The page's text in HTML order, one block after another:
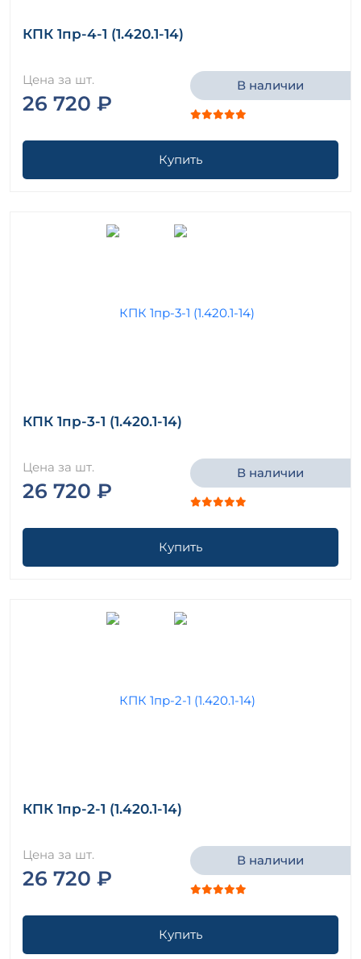
КПК 1пр-4-1 (1.420.1-14)
Цена за шт.
26 720 ₽
В наличии
Купить
КПК 1пр-3-1 (1.420.1-14)
Цена за шт.
26 720 ₽
В наличии
Купить
КПК 1пр-2-1 (1.420.1-14)
Цена за шт.
26 720 ₽
В наличии
Купить